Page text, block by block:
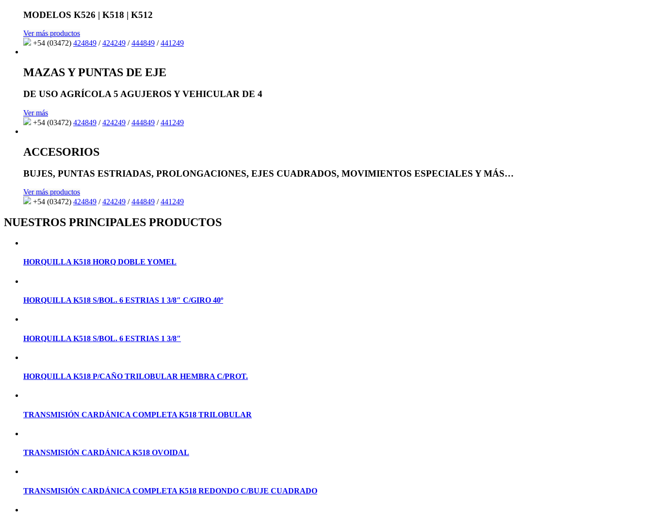
MODELOS K526 | K518 | K512
Ver más productos
+54 (03472) 424849 /424249 /444849 /441249
MAZAS Y PUNTAS DE EJE
DE USO AGRÍCOLA 5 AGUJEROS Y VEHICULAR DE 4
Ver más
+54 (03472) 424849 /424249 /444849 /441249
ACCESORIOS
BUJES, PUNTAS ESTRIADAS, PROLONGACIONES, EJES CUADRADOS, MOVIMIENTOS ESPECIALES Y MÁS…
Ver más productos
+54 (03472) 424849 /424249 /444849 /441249
NUESTROS PRINCIPALES PRODUCTOS
HORQUILLA K518 HORQ DOBLE YOMEL
HORQUILLA K518 S/BOL. 6 ESTRIAS 1 3/8″ C/GIRO 40º
HORQUILLA K518 S/BOL. 6 ESTRIAS 1 3/8″
HORQUILLA K518 P/CAÑO TRILOBULAR HEMBRA C/PROT.
TRANSMISIÓN CARDÁNICA COMPLETA K518 TRILOBULAR
TRANSMISIÓN CARDÁNICA K518 OVOIDAL
TRANSMISIÓN CARDÁNICA COMPLETA K518 REDONDO C/BUJE CUADRADO